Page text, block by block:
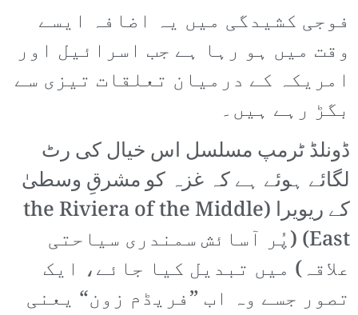
فوجی کشیدگی میں یہ اضافہ ایسے
وقت میں ہو رہا ہے جب اسرائیل اور
امریکہ کے درمیان تعلقات تیزی سے
بگڑ رہے ہیں۔
ڈونلڈ ٹرمپ مسلسل اس خیال کی رٹ
لگائے ہوئے ہے کہ غزہ کو مشرقِ وسطیٰ
کے ریویرا (the Riviera of the Middle
East) (پُر آسائش سمندری سیاحتی
علاقہ) میں تبدیل کیا جائے، ایک
تصور جسے وہ اب ”فریڈم زون“ یعنی